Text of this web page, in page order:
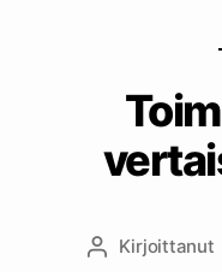
Kirjoittaja
Kirjoittanut